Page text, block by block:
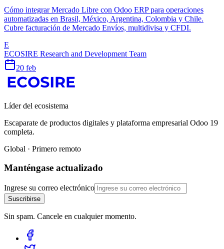
Cómo integrar Mercado Libre con Odoo ERP para operaciones
automatizadas en Brasil, México, Argentina, Colombia y Chile.
Cubre facturación de Mercado Envíos, multidivisa y CFDI.
E
ECOSIRE Research and Development Team
20 feb
Líder del ecosistema
Escaparate de productos digitales y plataforma empresarial Odoo 19
completa.
Global · Primero remoto
Manténgase actualizado
Ingrese su correo electrónico
Suscribirse
Sin spam. Cancele en cualquier momento.